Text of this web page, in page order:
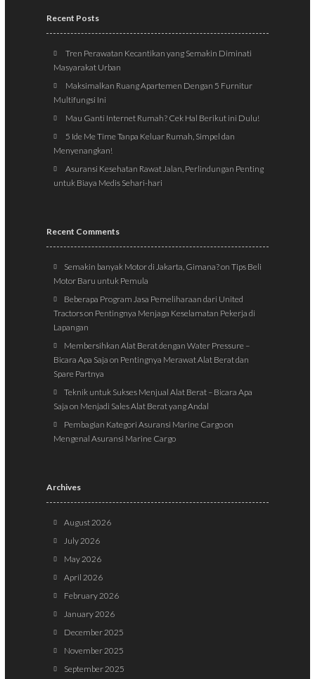
Recent Posts
Tren Perawatan Kecantikan yang Semakin Diminati
Masyarakat Urban
Maksimalkan Ruang Apartemen Dengan 5 Furnitur
Multifungsi Ini
Mau Ganti Internet Rumah? Cek Hal Berikut ini Dulu!
5 Ide Me Time Tanpa Keluar Rumah, Simpel dan
Menyenangkan!
Asuransi Kesehatan Rawat Jalan, Perlindungan Penting
untuk Biaya Medis Sehari-hari
Recent Comments
Semakin banyak Motor di Jakarta, Gimana?onTips Beli
Motor Baru untuk Pemula
Beberapa Program Jasa Pemeliharaan dari United
Tractorson Pentingnya Menjaga Keselamatan Pekerja di
Lapangan
Membersihkan Alat Berat dengan Water Pressure –
Bicara Apa Saja on Pentingnya Merawat Alat Berat dan
Spare Partnya
Teknik untuk Sukses Menjual Alat Berat – Bicara Apa
Saja on Menjadi Sales Alat Berat yang Andal
Pembagian Kategori Asuransi Marine Cargoon
Mengenal Asuransi Marine Cargo
Archives
August 2026
July 2026
May 2026
April 2026
February 2026
January 2026
December 2025
November 2025
September 2025